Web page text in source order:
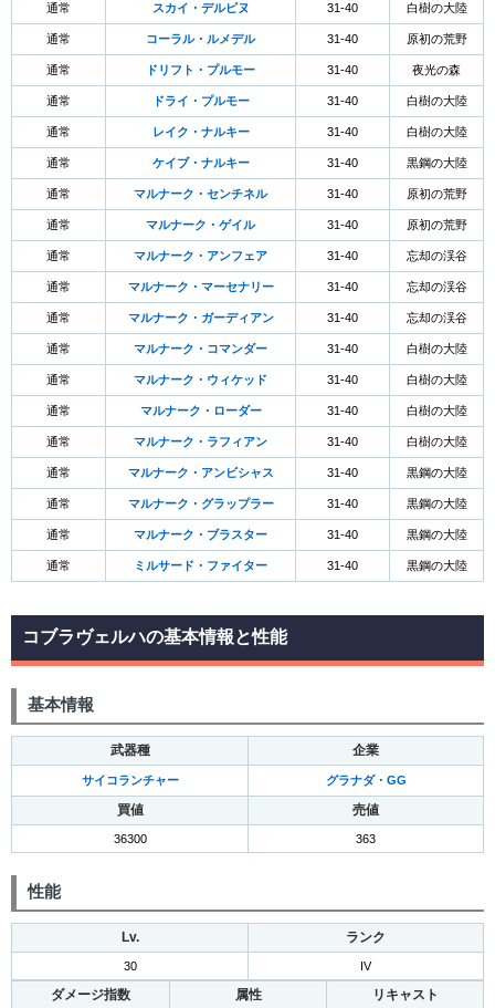
通常 スカイ・デルピヌ 31-40 白樹の大陸
通常 コーラル・ルメデル 31-40 原初の荒野
通常 ドリフト・プルモー 31-40 夜光の森
通常 ドライ・プルモー 31-40 白樹の大陸
通常 レイク・ナルキー 31-40 白樹の大陸
通常 ケイブ・ナルキー 31-40 黒鋼の大陸
通常 マルナーク・センチネル 31-40 原初の荒野
通常 マルナーク・ゲイル 31-40 原初の荒野
通常 マルナーク・アンフェア 31-40 忘却の渓谷
通常 マルナーク・マーセナリー 31-40 忘却の渓谷
通常 マルナーク・ガーディアン 31-40 忘却の渓谷
通常 マルナーク・コマンダー 31-40 白樹の大陸
通常 マルナーク・ウィケッド 31-40 白樹の大陸
通常 マルナーク・ローダー 31-40 白樹の大陸
通常 マルナーク・ラフィアン 31-40 白樹の大陸
通常 マルナーク・アンビシャス 31-40 黒鋼の大陸
通常 マルナーク・グラップラー 31-40 黒鋼の大陸
通常 マルナーク・ブラスター 31-40 黒鋼の大陸
通常 ミルサード・ファイター 31-40 黒鋼の大陸
コブラヴェルハの基本情報と性能
基本情報
武器種 企業
サイコランチャー グラナダ・GG
買値 売値
36300 363
性能
Lv. ランク
30 IV
ダメージ指数 属性 リキャスト